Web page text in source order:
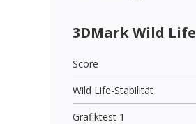
3DMark Wild Life
Score
Wild Life-Stabilität
Grafiktest 1